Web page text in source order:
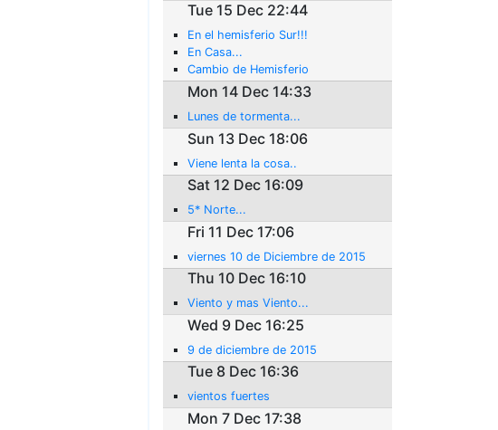
Tue 15 Dec 22:44
En el hemisferio Sur!!!
En Casa...
Cambio de Hemisferio
Mon 14 Dec 14:33
Lunes de tormenta...
Sun 13 Dec 18:06
Viene lenta la cosa..
Sat 12 Dec 16:09
5* Norte...
Fri 11 Dec 17:06
viernes 10 de Diciembre de 2015
Thu 10 Dec 16:10
Viento y mas Viento...
Wed 9 Dec 16:25
9 de diciembre de 2015
Tue 8 Dec 16:36
vientos fuertes
Mon 7 Dec 17:38